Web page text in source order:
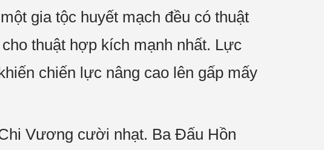
gia tộc huyết mạch đều có thuật
thuật hợp kích mạnh nhất. Lực
chiến lực nâng cao lên gấp mấy
Vương cười nhạt. Ba Đấu Hồn